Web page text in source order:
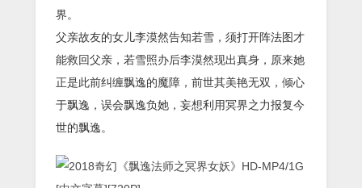
界。
父亲故友的女儿李漠然告知若雪，须打开阵法图才
能救回父亲，若雪照办后李漠然现出真身，原来她
正是此前纠缠飘逸的魔障，前世其美艳无双，倾心
于飘逸，误会飘逸负她，妄想利用冥界之力报复今
世的飘逸。